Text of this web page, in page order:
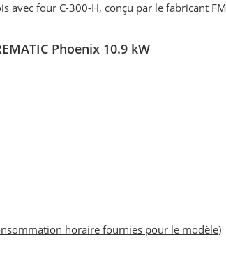
avec four C-300-H, conçu par le fabricant FM
Phoenix 10.9 kW
horaire fournies pour le modèle)